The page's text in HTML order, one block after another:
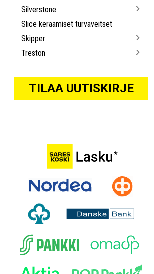
Silverstone
Slice keraamiset turvaveitset
Skipper
Treston
TILAA UUTISKIRJE